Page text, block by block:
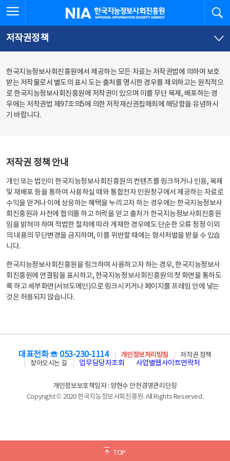
문
로
가
체
뉴
바
가
한국지능정보사회진흥원
저작권정책
한국지능정보사회진흥원에서 제공하는 모든 자료는 저작권법에 의하여 보호
받는 저작물로서 별도의 표시 도는 출처를 명시한 경우를 제외하고는 원칙적으
로 한국지능정보사회진흥원에 저작권이 있으며 이를 무단 복제, 배포하는 경
우에는 저작권법 제97조의5에 의한 저작재산권침해죄에 해당함을 유념하시
기 바랍니다.
저작권 정책 안내
개인 또는 법인이 한국지능정보사회진흥원의 컨텐츠를 링크하거나 인용, 복제
및 재배포 등을 통하여 사용하실 때와 통합전자 민원창구에서 제공하는 자료로
수익을 얻거나 이에 상응하는 혜택을 누리고자 하는 경우에는 한국지능정보사
회진흥원과 사전에 협의를 하고 허락을 얻고 출처가 한국지능정보사회진흥원
임을 밝혀야 하며 적법한 절차에 따라 게재한 경우에도 단순한 오류 정정 이외
의 내용의 무단변경을 금지하며, 이를 위반할 때에는 형사처벌을 받을 수 있습
니다.
한국지능정보사회진흥원을 링크하여 사용하고자 하는 경우, 한국지능정보사
회진흥원에 연결됨을 표시하고, 한국지능정보사회진흥원의 첫 화면을 통하도
록 하고 세부화면(서브도메인)으로 링크시키거나 페이지를 프레임 안에 넣는
것은 허용되지 않습니다.
TOP
대표전화 ☏ 053-230-1114 개인정보처리방침
저작권 정책
찾아오시는 길
업무담당자조회 사업별웹사이트연락처
개인정보보호책임자 : 양현수 안전경영관리단장
Copyright © 2020 한국지능정보사회진흥원. All Rights Reserved.